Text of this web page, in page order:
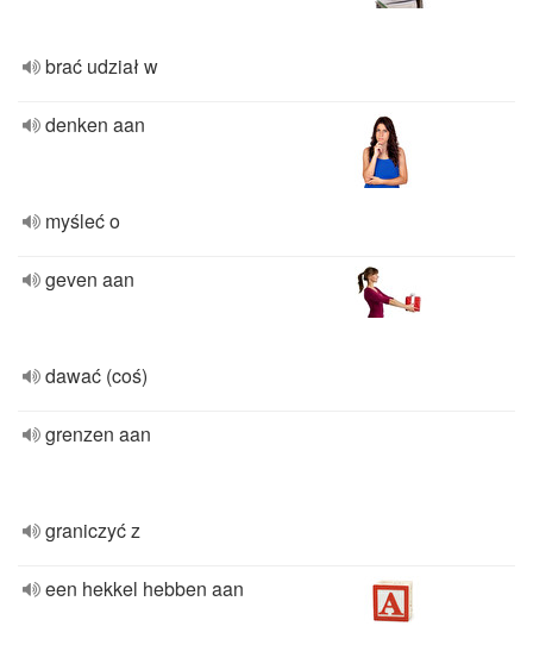
brać udział w
denken aan
myśleć o
geven aan
dawać (coś)
grenzen aan
graniczyć z
een hekkel hebben aan